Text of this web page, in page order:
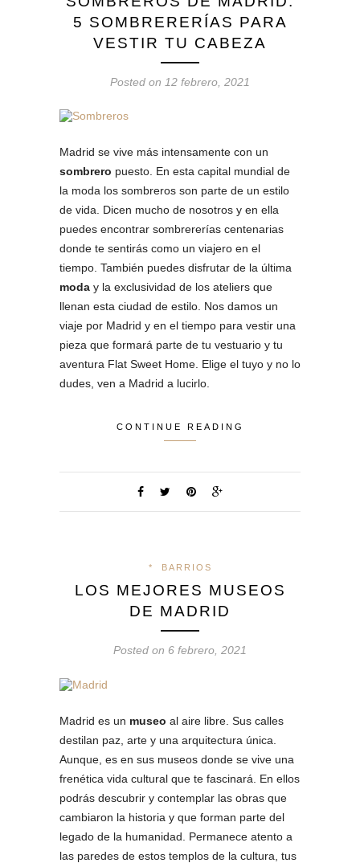
5 SOMBRERERÍAS PARA
VESTIR TU CABEZA
Posted on 12 febrero, 2021
Madrid se vive más intensamente con un
sombrero puesto. En esta capital mundial de
la moda los sombreros son parte de un estilo
de vida. Dicen mucho de nosotros y en ella
puedes encontrar sombrererías centenarias
donde te sentirás como un viajero en el
tiempo. También puedes disfrutar de la última
moda y la exclusividad de los ateliers que
llenan esta ciudad de estilo. Nos damos un
viaje por Madrid y en el tiempo para vestir una
pieza que formará parte de tu vestuario y tu
aventura Flat Sweet Home. Elige el tuyo y no lo
dudes, ven a Madrid a lucirlo.
CONTINUE READING
* BARRIOS
LOS MEJORES MUSEOS
DE MADRID
Posted on 6 febrero, 2021
Madrid es un museo al aire libre. Sus calles
destilan paz, arte y una arquitectura única.
Aunque, es en sus museos donde se vive una
frenética vida cultural que te fascinará. En ellos
podrás descubrir y contemplar las obras que
cambiaron la historia y que forman parte del
legado de la humanidad. Permanece atento a
las paredes de estos templos de la cultura, tus